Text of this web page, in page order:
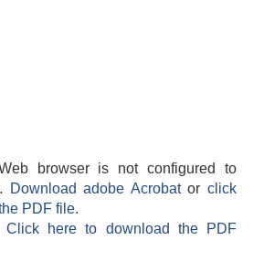
browser is not configured to
Download adobe Acrobatorclick
PDF file.
Click here to download the PDF